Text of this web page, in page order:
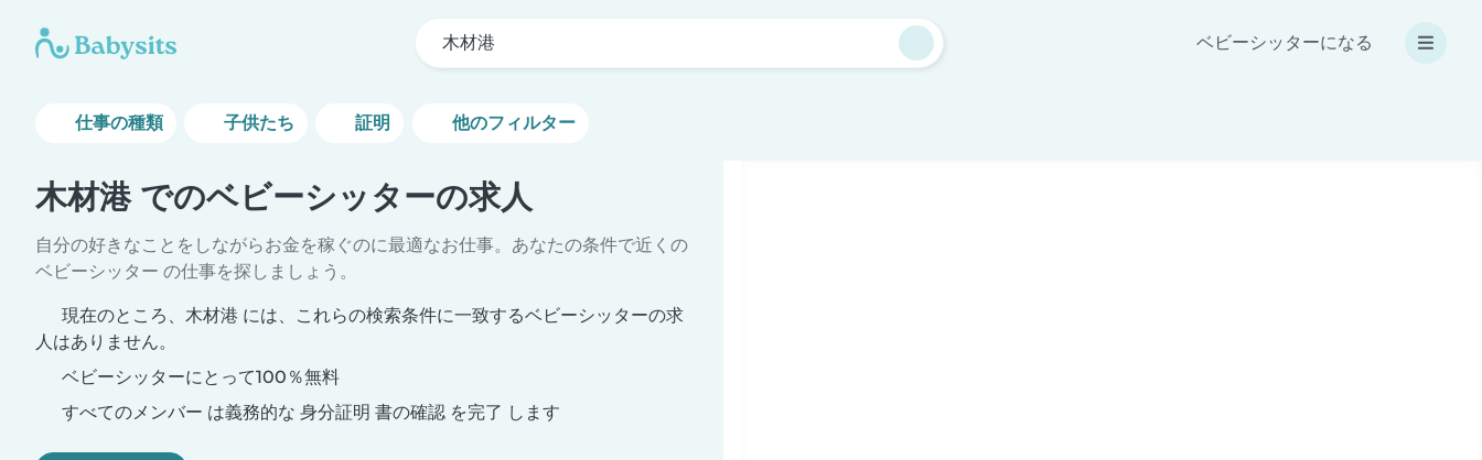
木材港 ベビーシッターになる
仕事の種類 子供たち 証明 他のフィルター
木材港 でのベビーシッターの求人
自分の好きなことをしながらお金を稼ぐのに最適なお仕事。あなたの条件で近くの
ベビーシッター の仕事を探しましょう。
現在のところ、木材港 には、これらの検索条件に一致するベビーシッターの求
人はありません。
ベビーシッターにとって100％無料
すべてのメンバー は義務的な 身分証明 書の確認 を完了 します